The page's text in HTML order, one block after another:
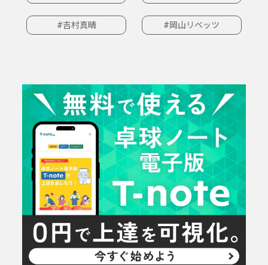
#吉村真晴 #岡山リベッツ